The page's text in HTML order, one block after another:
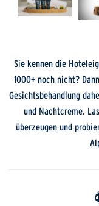
Sie kennen die
1000+ noch nicht?
Gesichtsbehandlung
und Nachtcreme.
überzeugen und